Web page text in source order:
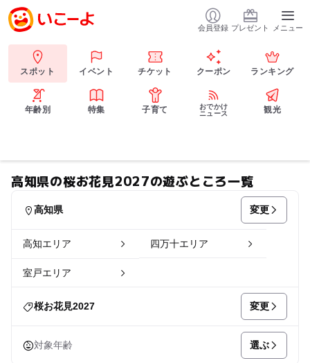
会員登録 プレゼント メニュー
スポット イベント チケット クーポン ランキング
年齢別 特集 子育て
おでかけ
ニュース
観光
高知県の桜お花見2027の遊ぶところ一覧
高知県 変更
高知エリア 四万十エリア
室戸エリア
桜お花見2027 変更
対象年齢 選ぶ